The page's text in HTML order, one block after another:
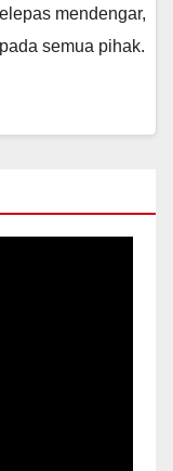
mendengar,
semua pihak.